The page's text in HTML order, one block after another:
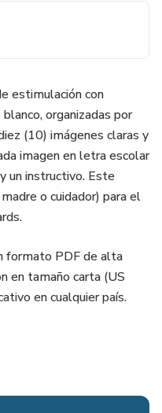
estimulación con
organizadas por
(10) imágenes claras y
imagen en letra escolar
un instructivo. Este
o cuidador) para el
formato PDF de alta
en tamaño carta (US
en cualquier país.
desde peces
Perfecta para